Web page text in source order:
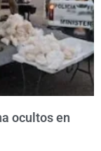
ocultos en